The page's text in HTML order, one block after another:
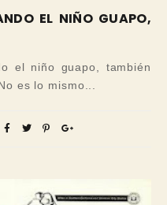
EL NIÑO GUAPO,
el niño guapo, también
es lo mismo...